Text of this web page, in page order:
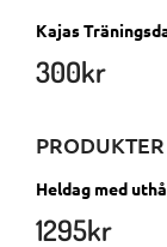
Kajas
300kr
PRODUKTER
Heldag med
1295kr